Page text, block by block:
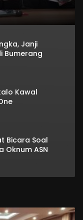
Janji
Bumerang
Kawal
Bicara Soal
Oknum ASN